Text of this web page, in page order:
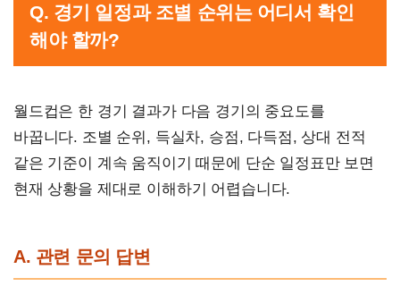
Q. 경기 일정과 조별 순위는 어디서 확인
해야 할까?
월드컵은 한 경기 결과가 다음 경기의 중요도를
바꿉니다. 조별 순위, 득실차, 승점, 다득점, 상대 전적
같은 기준이 계속 움직이기 때문에 단순 일정표만 보면
현재 상황을 제대로 이해하기 어렵습니다.
A. 관련 문의 답변